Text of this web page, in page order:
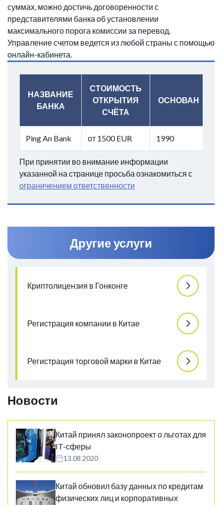
суммах, можно достичь договоренности с
представителями банка об установлении
максимального порога комиссии за перевод.
Управление счетом ведется из любой страны с помощью
онлайн-кабинета.
НАЗВАНИЕ
БАНКА
СТОИМОСТЬ
ОТКРЫТИЯ
СЧЁТА
ОСНОВАН
Ping An Bank от 1500 EUR 1990
При принятии во внимание информации
указанной на странице просьба ознакомиться с
ограничением ответственности
Другие услуги
Криптолицензия в Гонконге
Регистрация компании в Китае
Регистрация торговой марки в Китае
Новости
Китай принял законопроект о льготах для
IT-сферы
13.08.2020
Китай обновил базу данных по кредитам
физических лиц и корпоративных